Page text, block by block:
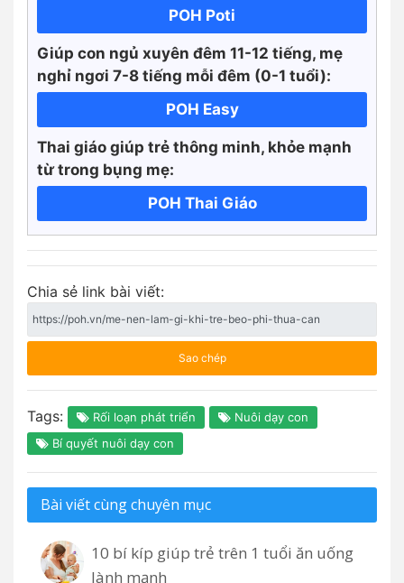
POH Poti
Giúp con ngủ xuyên đêm 11-12 tiếng, mẹ
nghỉ ngơi 7-8 tiếng mỗi đêm (0-1 tuổi):
POH Easy
Thai giáo giúp trẻ thông minh, khỏe mạnh
từ trong bụng mẹ:
POH Thai Giáo
Chia sẻ link bài viết:
Sao chép
Tags: Rối loạn phát triển
Nuôi dạy con
Bí quyết nuôi dạy con
Bài viết cùng chuyên mục
10 bí kíp giúp trẻ trên 1 tuổi ăn uống
lành mạnh